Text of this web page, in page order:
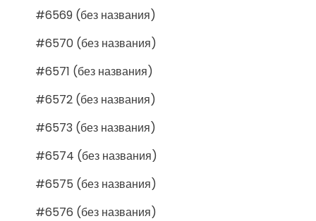
#6569 (без названия)
#6570 (без названия)
#6571 (без названия)
#6572 (без названия)
#6573 (без названия)
#6574 (без названия)
#6575 (без названия)
#6576 (без названия)